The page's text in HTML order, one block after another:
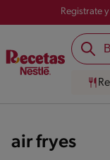
Registrate
air fryes